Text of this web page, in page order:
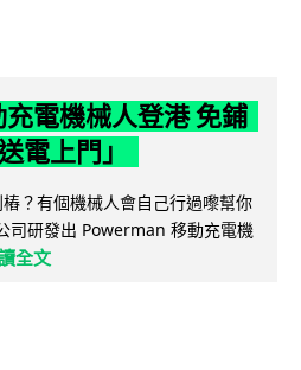
電機械人登港 免鋪
電上門」
？有個機械人會自己行過嚟幫你
司研發出 Powerman 移動充電機
全文